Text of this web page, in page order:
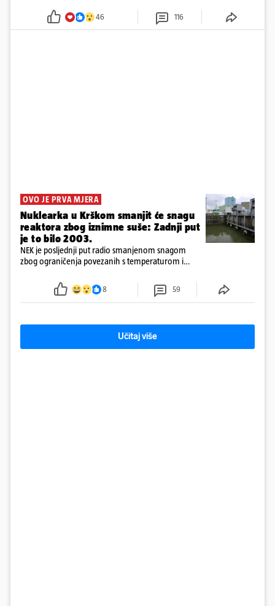
46 116
OVO JE PRVA MJERA
Nuklearka u Krškom smanjit će snagu
reaktora zbog iznimne suše: Zadnji put
je to bilo 2003.
NEK je posljednji put radio smanjenom snagom
zbog ograničenja povezanih s temperaturom i
smanjenje snage bilo potrebno više od 90 dana.
8 59
Učitaj više